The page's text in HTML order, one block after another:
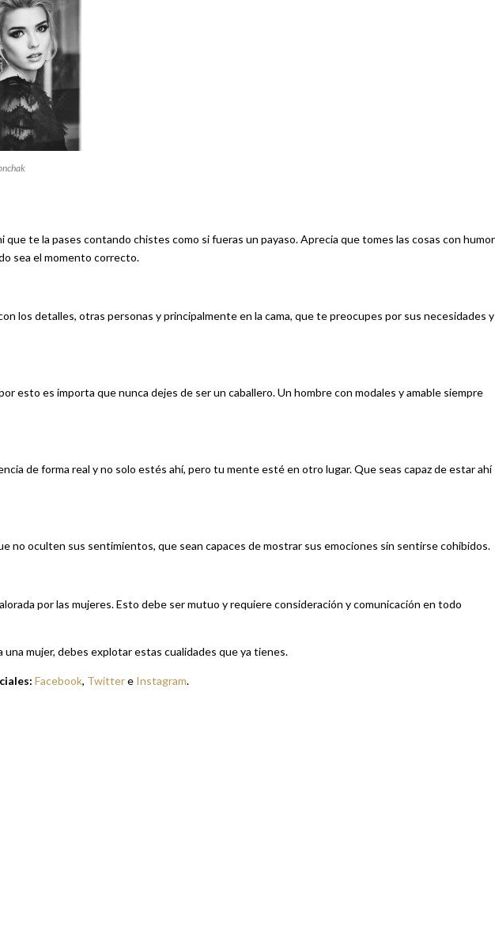
que te la pases contando chistes como si fueras un payaso. Aprecia que tomes las cosas con
sea el momento correcto.
los detalles, otras personas y principalmente en la cama, que te preocupes por sus necesidades y
esto es importa que nunca dejes de ser un caballero. Un hombre con modales y amable siempre
de forma real y no solo estés ahí, pero tu mente esté en otro lugar. Que seas capaz de estar ahí
no oculten sus sentimientos, que sean capaces de mostrar sus emociones sin sentirse cohibidos.
por las mujeres. Esto debe ser mutuo y requiere consideración y comunicación en todo
una mujer, debes explotar estas cualidades que ya tienes.
Facebook, Twittere Instagram.